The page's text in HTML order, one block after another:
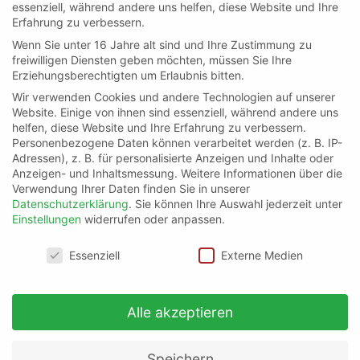
Website werden in der Regel an einen Server von Google in den USA
Anonymisierung aktiviert und somit wird Ihre IP-Adresse von Google
innerhalb von Mitgliedstaaten der Europäischen Union oder in anderen
Vertragsstaaten des Abkommens über den Europäischen
Wirtschaftsraum zuvor gekürzt. Nur in Ausnahmefällen wird die volle IP-
Adresse an einen Server von Google in den USA übertragen und dort
gekürzt. Google wird diese Informationen benutzen, um Ihre Nutzung der
Website auszuwerten, um Reports über die Websiteaktivitäten für die
Websitebetreiber zusammenzustellen und um weitere mit der
Websitenutzung und der Internetnutzung verbundene Dienstleistungen
Dritte übertragen, sofern dies gesetzlich vorgeschrieben oder soweit
von Google Analytics von Ihrem Browser übermittelte IP-Adresse wird
nicht mit anderen Daten von Google zusammengeführt. Mehr
essenziell, während andere uns helfen, diese Website und Ihre
Erfahrung zu verbessern.
Wenn Sie unter 16 Jahre alt sind und Ihre Zustimmung zu
freiwilligen Diensten geben möchten, müssen Sie Ihre
Erziehungsberechtigten um Erlaubnis bitten.
Wir verwenden Cookies und andere Technologien auf unserer
Website. Einige von ihnen sind essenziell, während andere uns
helfen, diese Website und Ihre Erfahrung zu verbessern.
Personenbezogene Daten können verarbeitet werden (z. B. IP-
Adressen), z. B. für personalisierte Anzeigen und Inhalte oder
Anzeigen- und Inhaltsmessung. Weitere Informationen über die
Verwendung Ihrer Daten finden Sie in unserer
Datenschutzerklärung. Sie können Ihre Auswahl jederzeit unter
Einstellungen widerrufen oder anpassen.
Datenschutzeinstellungen
Essenziell Externe Medien
Alle akzeptieren